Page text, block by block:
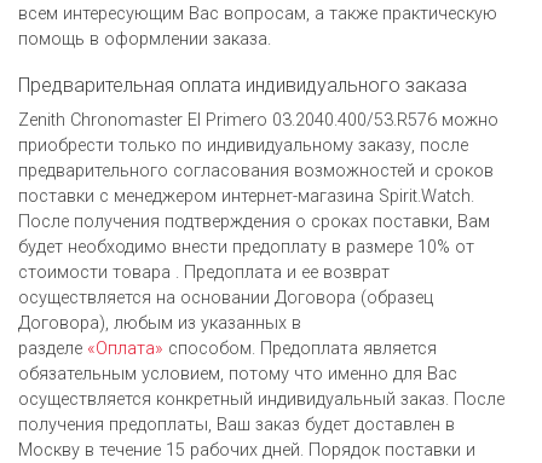
всем интересующим Вас вопросам, а также практическую
помощь в оформлении заказа.
Предварительная оплата индивидуального заказа
Zenith Chronomaster El Primero 03.2040.400/53.R576 можно
приобрести только по индивидуальному заказу, после
предварительного согласования возможностей и сроков
поставки с менеджером интернет-магазина Spirit.Watch.
После получения подтверждения о сроках поставки, Вам
будет необходимо внести предоплату в размере 10% от
стоимости товара . Предоплата и ее возврат
осуществляется на основании Договора (образец
Договора), любым из указанных в
разделе «Оплата» способом. Предоплата является
обязательным условием, потому что именно для Вас
осуществляется конкретный индивидуальный заказ. После
получения предоплаты, Ваш заказ будет доставлен в
Москву в течение 15 рабочих дней. Порядок поставки и